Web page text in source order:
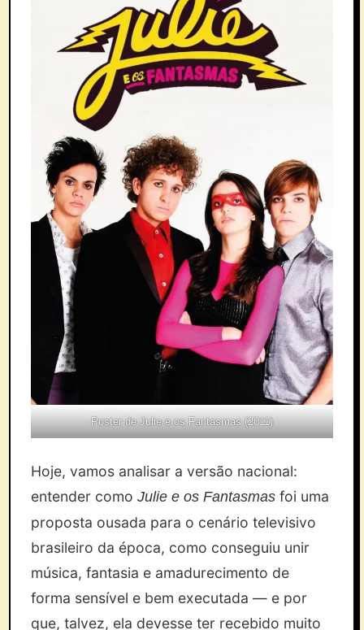
Poster de Julie e os Fantasmas (2011)
Hoje, vamos analisar a versão nacional:
entender comoJulie e os Fantasmas foi uma
proposta ousada para o cenário televisivo
brasileiro da época, como conseguiu unir
música, fantasia e amadurecimento de
forma sensível e bem executada — e por
que, talvez, ela devesse ter recebido muito